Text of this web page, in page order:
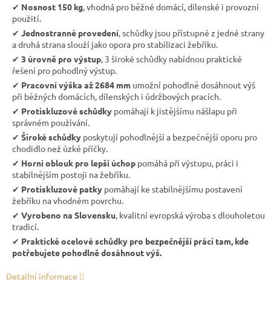
✔︎ Nosnost 150 kg, vhodná pro běžné domácí, dílenské i provozní
použití.
✔︎ Jednostranné provedení, schůdky jsou přístupné z jedné strany
a druhá strana slouží jako opora pro stabilizaci žebříku.
✔︎ 3 úrovně pro výstup, 3 široké schůdky nabídnou praktické
řešení pro pohodlný výstup.
✔︎ Pracovní výška až 2684 mm umožní pohodlně dosáhnout výš
při běžných domácích, dílenských i údržbových pracích.
✔︎ Protiskluzové schůdky pomáhají k jistějšímu nášlapu při
správném používání.
✔︎ Široké schůdky poskytují pohodlnější a bezpečnější oporu pro
chodidlo než úzké příčky.
✔︎ Horní oblouk pro lepší úchop pomáhá při výstupu, práci i
stabilnějším postoji na žebříku.
✔︎ Protiskluzové patky pomáhají ke stabilnějšímu postavení
žebříku na vhodném povrchu.
✔︎ Vyrobeno na Slovensku, kvalitní evropská výroba s dlouholetou
tradicí.
✔︎ Praktické ocelové schůdky pro bezpečnější práci tam, kde
potřebujete pohodlně dosáhnout výš.
Detailní informace